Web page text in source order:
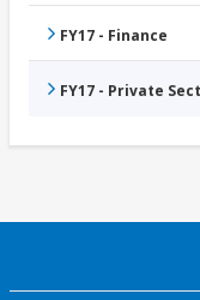
FY17 - Finance
FY17 - Private